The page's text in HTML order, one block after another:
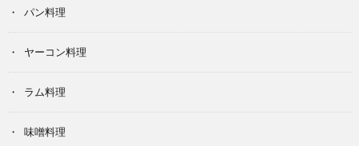
パン料理
ヤーコン料理
ラム料理
味噌料理